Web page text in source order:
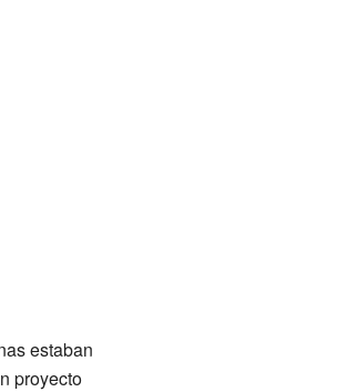
estaban
proyecto